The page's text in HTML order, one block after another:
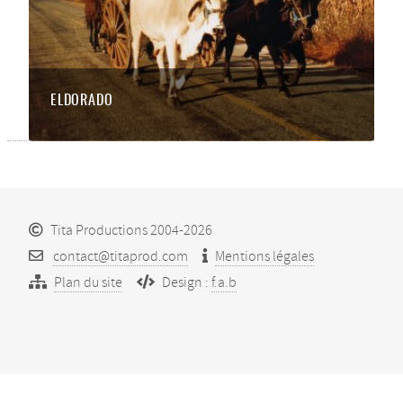
ELDORADO
Tita Productions 2004-2026
contact@titaprod.com
Mentions légales
Plan du site
Design : f.a.b